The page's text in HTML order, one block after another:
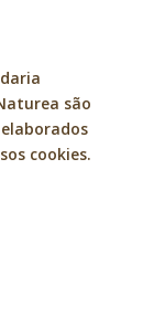
são
cookies.